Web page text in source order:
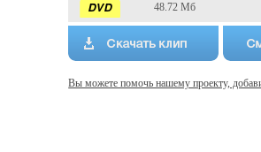
48.72 Мб
Вы можете помочь нашему проекту,